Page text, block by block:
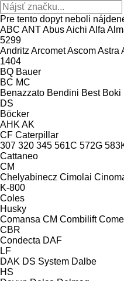
Pre tento dopyt neboli
ABC ANTAbusAichi Alfa
5299
Andritz ArcometAscomAstra
1404
BQ Bauer
BC MC
Benazzato Bendini Best Boki
DS
Böcker
AHK AK
CF Caterpillar
307 320 345 561C 572G
Cattaneo
CM
Chelyabinecz Cimolai
K-800
Coles
Husky
Comansa CM Combilift
CBR
Condecta DAF
LF
DAK DS System Dalbe
HS